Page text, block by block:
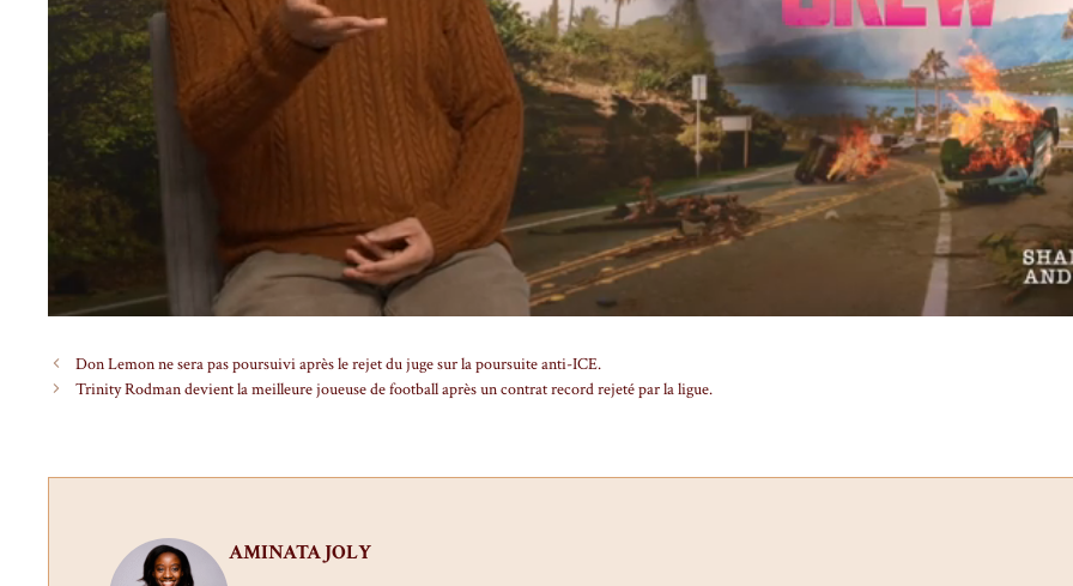
Don Lemon ne sera pas poursuivi après le rejet du juge sur la poursuite anti-ICE.
Trinity Rodman devient la meilleure joueuse de football après un contrat record rejeté par la ligue.
AMINATA JOLY